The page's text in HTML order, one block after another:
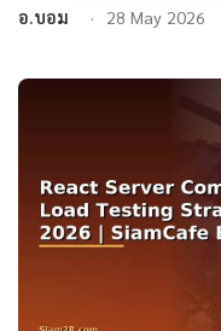
อ.บอม 28 May 2026